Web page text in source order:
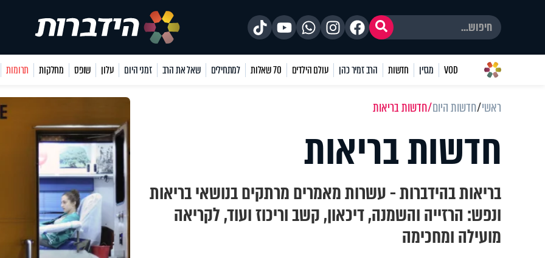
VOD מגזין חדשות הרב זמיר כהן עולם הילדים 70 שאלות למתחילים שאל את הרב זמני היום עלון שופס מחלקות תרומות
ראשי חדשות היום חדשות בריאות
חדשות בריאות
בריאות בהידברות - עשרות מאמרים מרתקים בנושאי בריאות
ונפש: הרזייה והשמנה, דיכאון, קשב וריכוז ועוד, לקריאה
מועילה ומחכימה